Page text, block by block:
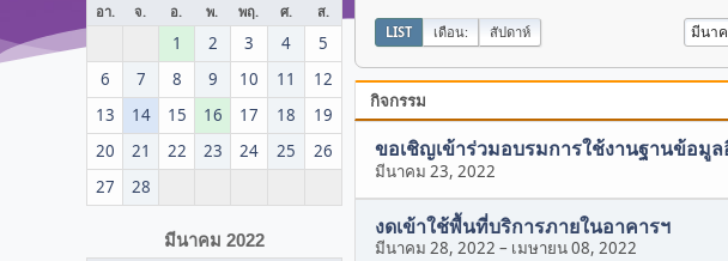
อา. จ. อ. พ. พฤ. ศ. ส.
1 2 3 4
5
6
7 8 9 10 11
12
13
14 15 16 17 18
19
20
21 22 23 24 25
26
27
28
มีนาคม 2022
LIST เดือน: สัปดาห์
กิจกรรม
ขอเชิญเข้าร่วมอบรมการใช้งานฐานข้อมู
มีนาคม 23, 2022
งดเข้าใช้พื้นที่บริการภายในอาคารฯ
มีนาคม 28, 2022 – เมษายน 08, 2022